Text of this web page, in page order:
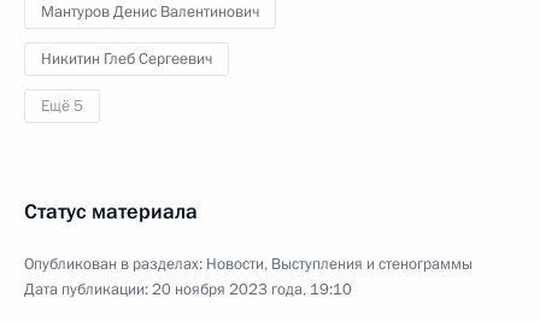
Мантуров Денис Валентинович
Никитин Глеб Сергеевич
Ещё 5
Статус материала
Опубликован в разделах: Новости, Выступления и стенограммы
Дата публикации:20 ноября 2023 года, 19:10